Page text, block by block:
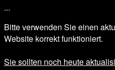
...
Bitte verwenden Sie einen
Website korrekt funktioniert.
Sie sollten noch heute